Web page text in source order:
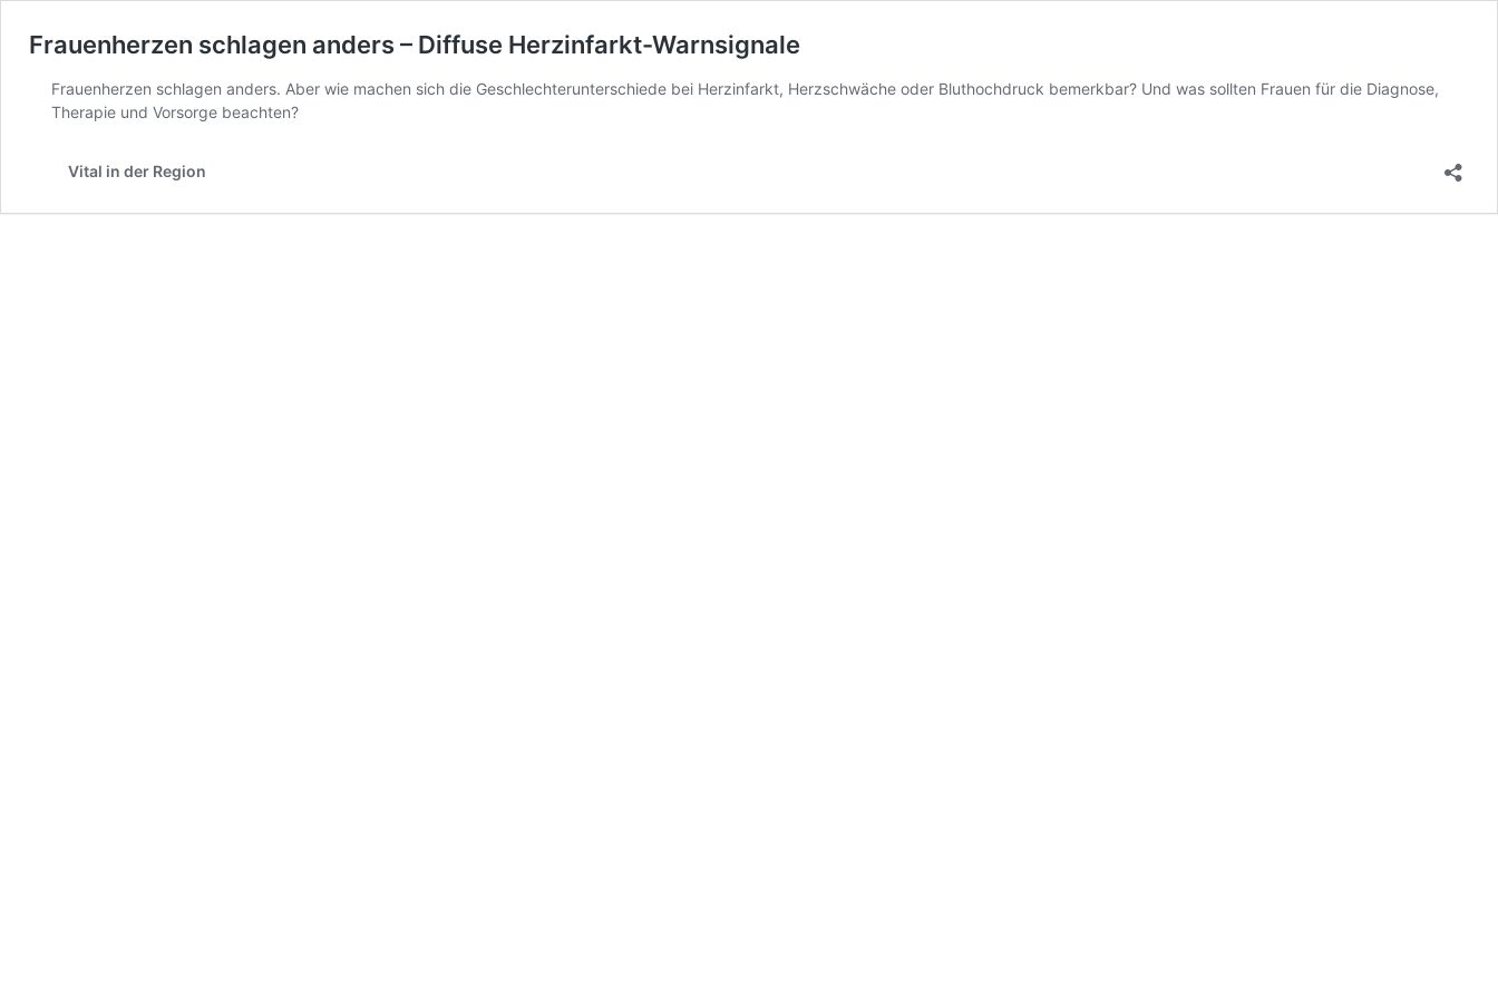
Frauenherzen schlagen anders – Diffuse Herzinfarkt-Warnsignale
Frauenherzen schlagen anders. Aber wie machen sich die Geschlechterunterschiede bei Herzinfarkt, Herzschwäche oder Bluthochdruck bemerkbar? Und was sollten Frauen für die Diagnose,
Therapie und Vorsorge beachten?
Vital in der Region